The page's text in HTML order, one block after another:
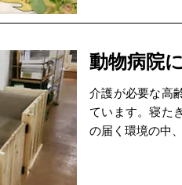
動物病院
介護が必要な高
ています。寝た
の届く環境の中